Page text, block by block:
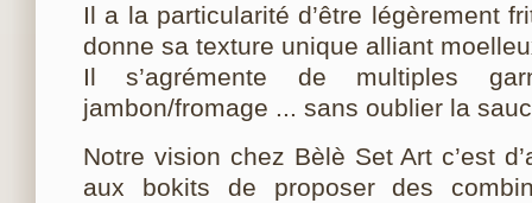
Il a la particularité d’être légèrement
donne sa texture unique alliant
Il s’agrémente de multiples
jambon/fromage ... sans oublier la
Notre vision chez Bèlè Set Art c’est
aux bokits de proposer des